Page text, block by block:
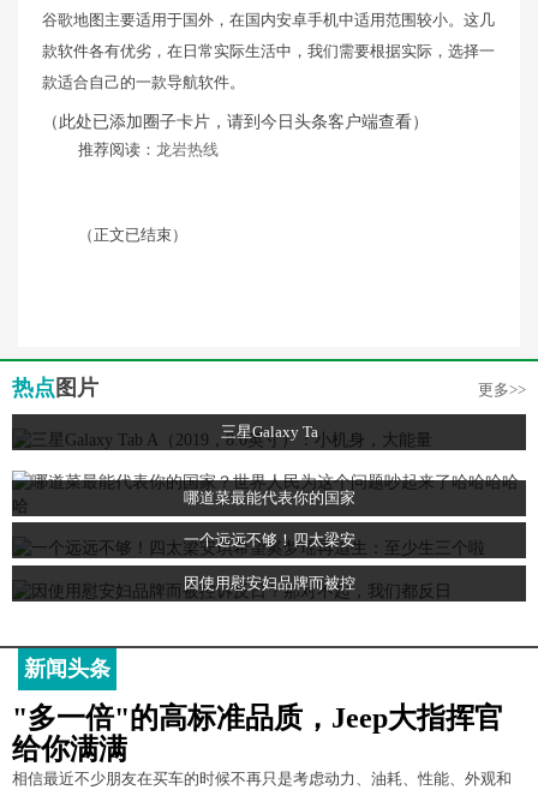
谷歌地图主要适用于国外，在国内安卓手机中适用范围较小。这几
款软件各有优劣，在日常实际生活中，我们需要根据实际，选择一
款适合自己的一款导航软件。
（此处已添加圈子卡片，请到今日头条客户端查看）
推荐阅读： 龙岩热线
（正文已结束）
热点 图片 更多>>
三星Galaxy Ta
哪道菜最能代表你的国家
一个远远不够！四太梁安
因使用慰安妇品牌而被控
新闻头条
"多一倍"的高标准品质，Jeep大指挥官
给你满满
相信最近不少朋友在买车的时候不再只是考虑动力、油耗、性能、外观和